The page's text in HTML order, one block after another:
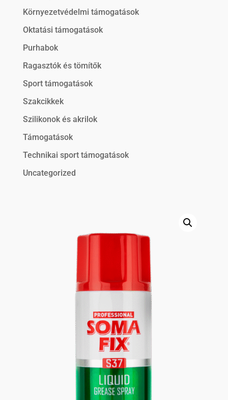
Környezetvédelmi támogatások
Oktatási támogatások
Purhabok
Ragasztók és tömítők
Sport támogatások
Szakcikkek
Szilikonok és akrilok
Támogatások
Technikai sport támogatások
Uncategorized